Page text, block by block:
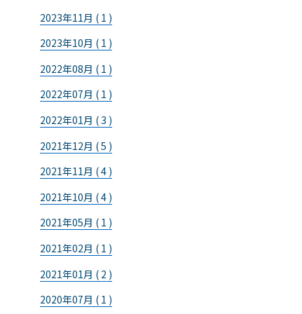
2023年11月 ( 1 )
2023年10月 ( 1 )
2022年08月 ( 1 )
2022年07月 ( 1 )
2022年01月 ( 3 )
2021年12月 ( 5 )
2021年11月 ( 4 )
2021年10月 ( 4 )
2021年05月 ( 1 )
2021年02月 ( 1 )
2021年01月 ( 2 )
2020年07月 ( 1 )